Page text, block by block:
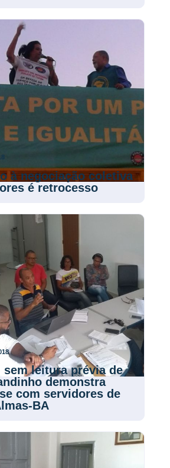
à negociação coletiva
é retrocesso
sem leitura prévia de
demonstra
com servidores de
BA